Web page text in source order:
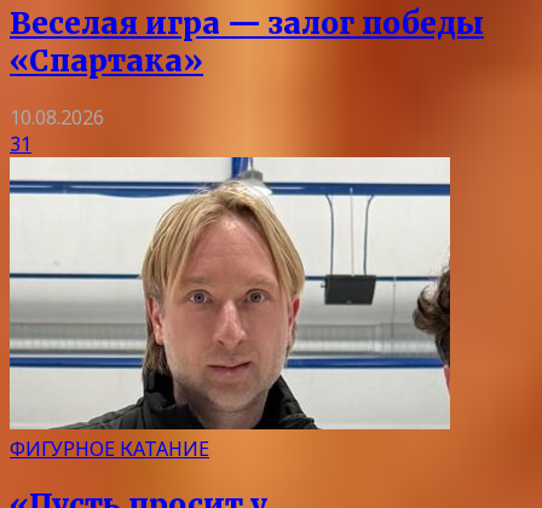
Веселая игра — залог победы
«Спартака»
10.08.2026
31
ФИГУРНОЕ КАТАНИЕ